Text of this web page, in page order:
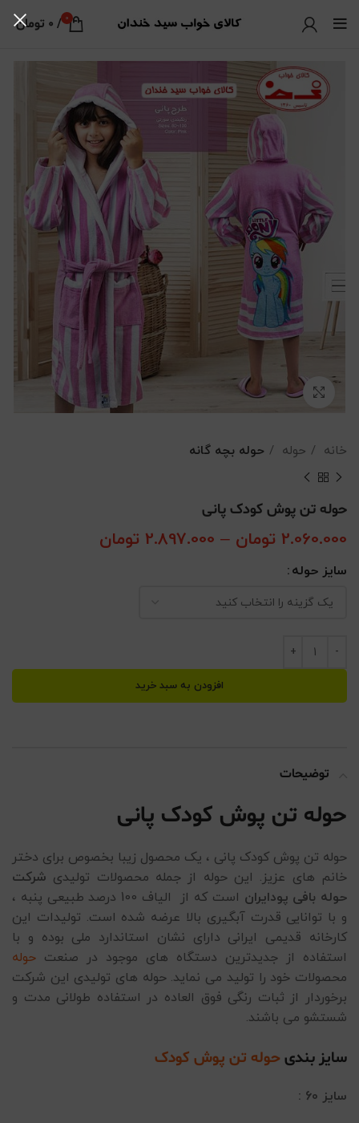
0
/
0 تومان
بزرگنمایی تصویر
خانه حوله حوله بچه گانه
حوله تن پوش کودک پانی
2.060.000 تومان –
2.897.000 تومان
سایز حوله
افزودن به سبد خرید
توضیحات
حوله تن پوش کودک پانی
حوله تن پوش کودک پانی ، یک محصول زیبا بخصوص برای دختر
خانم های عزیز. این حوله از جمله محصولات تولیدی شرکت
حوله بافی پودایران
است که از الیاف 100 درصد طبیعی پنبه ،
و با توانایی قدرت آبگیری بالا عرضه شده است. تولیدات این
کارخانه قدیمی ایرانی دارای نشان استاندارد ملی بوده و با
استفاده از جدیدترین دستگاه های موجود در صنعت حوله
محصولات خود را تولید می نماید. حوله های تولیدی این شرکت
برخوردار از ثبات رنگی فوق العاده در استفاده طولانی مدت و
شستشو می باشند.
سایز بندی حوله تن پوش کودک
سایز 60 :